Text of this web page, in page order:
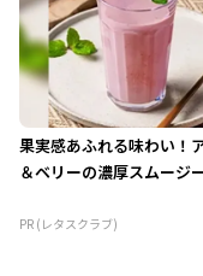
果実感あふれる味わい！
＆ベリーの濃厚スムージ
PR (レタスクラブ)